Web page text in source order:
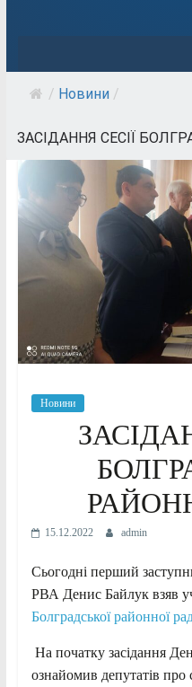
/ Новини /
ЗАСІДАННЯ СЕСІЇ
Новини
15.12.2022 admin
Сьогодні перший
РВА Денис Байлук взяв
Болградської районної
На початку засідання
ознайомив депутатів